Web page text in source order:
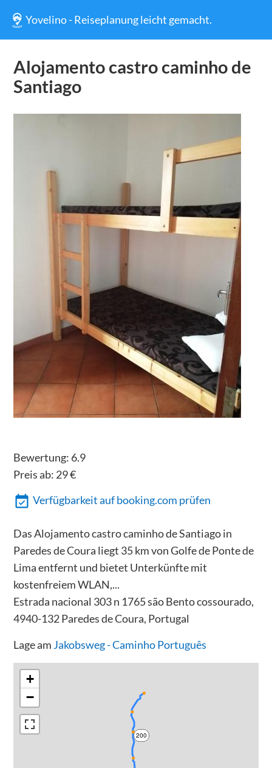
Yovelino - Reiseplanung leicht gemacht.
Alojamento castro caminho de
Santiago
Bewertung: 6.9
Preis ab: 29€
Verfügbarkeit auf booking.com prüfen
Das Alojamento castro caminho de Santiago in
Paredes de Coura liegt 35 km von Golfe de Ponte de
Lima entfernt und bietet Unterkünfte mit
kostenfreiem WLAN,...
Estrada nacional 303 n 1765 são Bento cossourado,
4940-132 Paredes de Coura, Portugal
Lage am Jakobsweg - Caminho Português
200
+
−